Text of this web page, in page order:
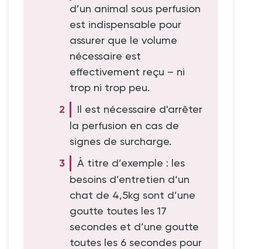
d’un animal sous perfusion
est indispensable pour
assurer que le volume
nécessaire est
effectivement reçu – ni
trop ni trop peu.
Il est nécessaire d'arrêter
la perfusion en cas de
signes de surcharge.
À titre d’exemple : les
besoins d’entretien d‘un
chat de 4,5kg sont d’une
goutte toutes les 17
secondes et d’une goutte
toutes les 6 secondes pour